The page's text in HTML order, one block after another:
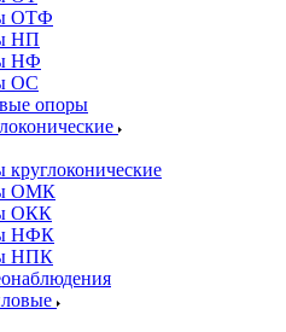
ОТФ
НП
НФ
ОС
опоры
ОМК
ОКК
НФК
НПК